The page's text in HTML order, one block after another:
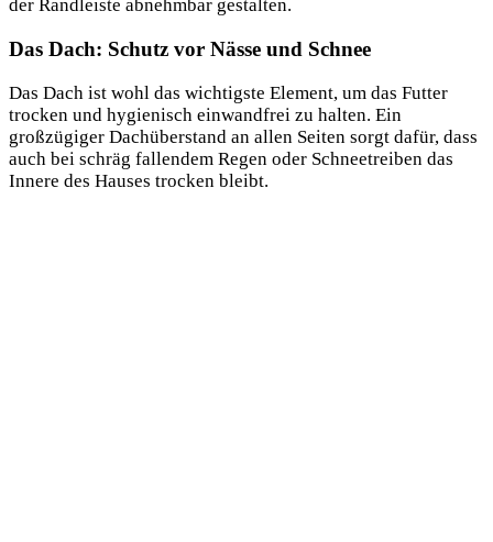
der Randleiste abnehmbar gestalten.
Das Dach: Schutz vor Nässe und Schnee
Das Dach ist wohl das wichtigste Element, um das Futter
trocken und hygienisch einwandfrei zu halten. Ein
großzügiger Dachüberstand an allen Seiten sorgt dafür, dass
auch bei schräg fallendem Regen oder Schneetreiben das
Innere des Hauses trocken bleibt.